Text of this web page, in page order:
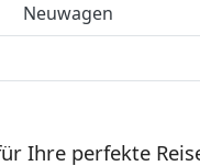
Neuwagen
Ihre perfekte